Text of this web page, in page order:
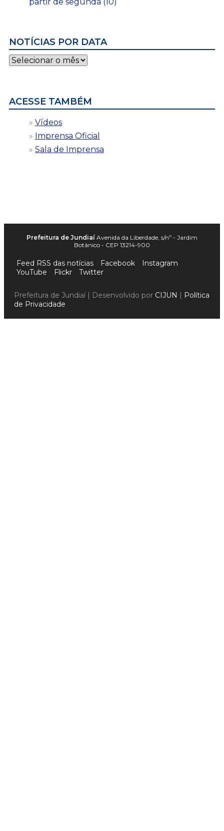
NOTÍCIAS POR DATA
Notícias
por
ACESSE TAMBÉM
Vídeos
Imprensa Oficial
Sala de Imprensa
Prefeitura de Jundiaí Avenida da Liberdade, s/nº - Jardim
Botânico - CEP 13214-900
Feed RSS das notícias Facebook
Instagram
YouTube
Flickr Twitter
Prefeitura de Jundiaí | Desenvolvido por CIJUN | Política
de Privacidade